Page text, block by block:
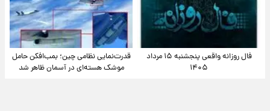
فال روزانه واقعی پنجشنبه ۱۵ مرداد
۱۴۰۵
قدرت‌نمایی نظامی چین؛ بمب‌افکن حامل
موشک هسته‌ای در آسمان ظاهر شد